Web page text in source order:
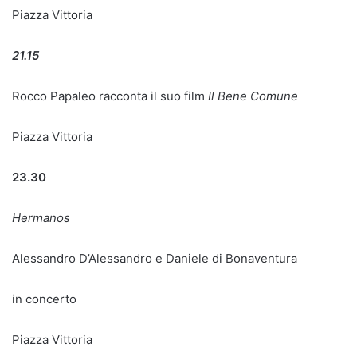
Piazza Vittoria
21.15
Rocco Papaleo racconta il suo film Il Bene Comune
Piazza Vittoria
23.30
Hermanos
Alessandro D’Alessandro e Daniele di Bonaventura
in concerto
Piazza Vittoria